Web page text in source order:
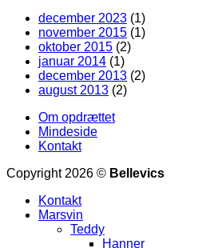
december 2023 (1)
november 2015 (1)
oktober 2015 (2)
januar 2014 (1)
december 2013 (2)
august 2013 (2)
Om opdrættet
Mindeside
Kontakt
Copyright 2026 © Bellevics
Kontakt
Marsvin
Teddy
Hanner